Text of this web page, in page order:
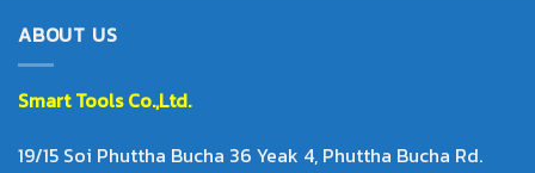
ABOUT US
Smart Tools Co.,Ltd.
19/15 Soi Phuttha Bucha 36 Yeak 4, Phuttha Bucha Rd.